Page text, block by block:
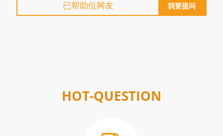
已帮助位网友 我要提问
HOT-QUESTION